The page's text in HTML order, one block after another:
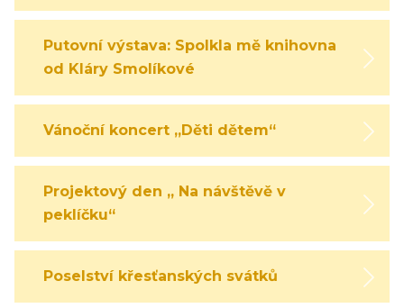
Putovní výstava: Spolkla mě knihovna
od Kláry Smolíkové
Vánoční koncert „Děti dětem“
Projektový den „ Na návštěvě v
peklíčku“
Poselství křesťanských svátků